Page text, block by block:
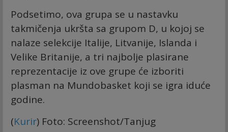
Podsetimo, ova grupa se u nastavku
takmičenja ukršta sa grupom D, u kojoj se
nalaze selekcije Italije, Litvanije, Islanda i
Velike Britanije, a tri najbolje plasirane
reprezentacije iz ove grupe će izboriti
plasman na Mundobasket koji se igra iduće
godine.
(Kurir) Foto: Screenshot/Tanjug